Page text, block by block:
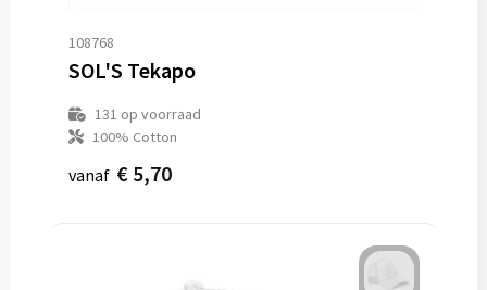
108768
SOL'S Tekapo
131 op voorraad
100% Cotton
vanaf € 5,70